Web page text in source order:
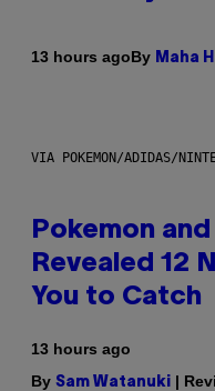
13 hours agoBy Maha
VIA POKEMON/ADIDAS/
Pokemon
Revealed 12
You to Catch
13 hours ago
By Sam Watanuki |